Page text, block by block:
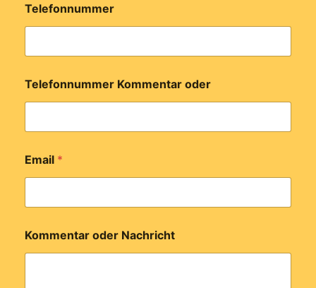
Telefonnummer
Telefonnummer Kommentar oder
Email *
Kommentar oder Nachricht